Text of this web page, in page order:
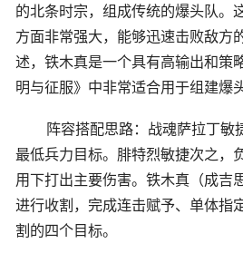
的北条时宗，组成传统的爆头队。
方面非常强大，能够迅速击败敌方
述，铁木真是一个具有高输出和策
明与征服》中非常适合用于组建爆头
阵容搭配思路：战魂萨拉丁敏
最低兵力目标。腓特烈敏捷次之，
用下打出主要伤害。铁木真（成吉
进行收割，完成连击赋予、单体指
割的四个目标。